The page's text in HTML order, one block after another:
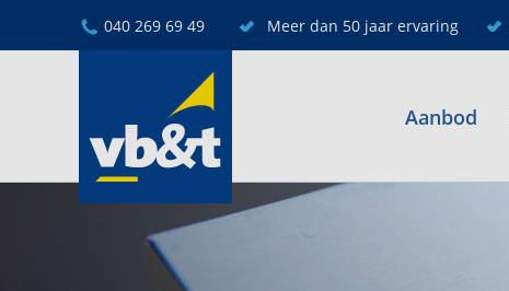
040 269 69 49 Meer dan 50 jaar ervaring
Aanbod